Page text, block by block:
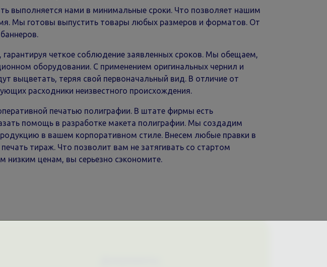
выполняется нами в минимальные сроки. Что позволяет нашим
Мы готовы выпустить товары любых размеров и форматов. От
четкое соблюдение заявленных сроков. Мы обещаем,
оборудовании. С применением оригинальных чернил и
выцветать, теряя свой первоначальный вид. В отличие от
расходники неизвестного происхождения.
печатью полиграфии. В штате фирмы есть
помощь в разработке макета полиграфии. Мы создадим
в вашем корпоративном стиле. Внесем любые правки в
тираж. Что позволит вам не затягивать со стартом
низким ценам, вы серьезно сэкономите.